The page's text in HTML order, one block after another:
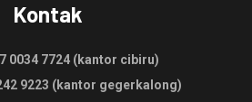
Kontak
0034 7724 (kantor cibiru)
9223 (kantor gegerkalong)